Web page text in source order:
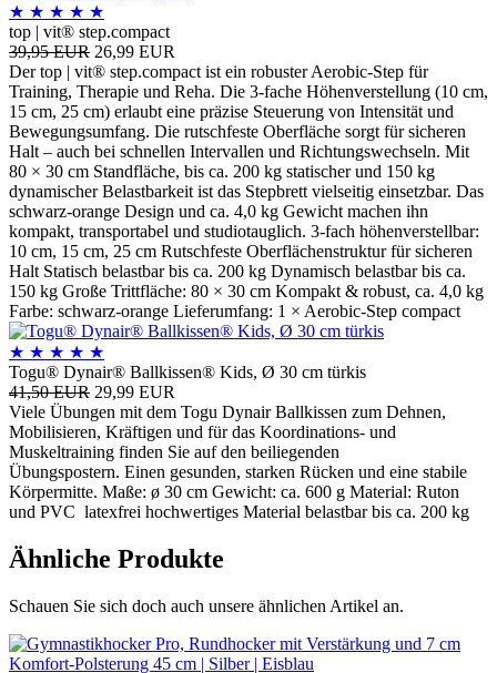
★ ★ ★ ★ ★
top | vit® step.compact
39,95 EUR 26,99 EUR
Der top | vit® step.compact ist ein robuster Aerobic-Step für
Training, Therapie und Reha. Die 3-fache Höhenverstellung (10 cm,
15 cm, 25 cm) erlaubt eine präzise Steuerung von Intensität und
Bewegungsumfang. Die rutschfeste Oberfläche sorgt für sicheren
Halt – auch bei schnellen Intervallen und Richtungswechseln. Mit
80 × 30 cm Standfläche, bis ca. 200 kg statischer und 150 kg
dynamischer Belastbarkeit ist das Stepbrett vielseitig einsetzbar. Das
schwarz-orange Design und ca. 4,0 kg Gewicht machen ihn
kompakt, transportabel und studio­tauglich. 3-fach höhenverstellbar:
10 cm, 15 cm, 25 cm Rutschfeste Oberflächenstruktur für sicheren
Halt Statisch belastbar bis ca. 200 kg Dynamisch belastbar bis ca.
150 kg Große Trittfläche: 80 × 30 cm Kompakt & robust, ca. 4,0 kg
Farbe: schwarz-orange Lieferumfang: 1 × Aerobic-Step compact
★ ★ ★ ★ ★
Togu® Dynair® Ballkissen® Kids, Ø 30 cm türkis
41,50 EUR 29,99 EUR
Viele Übungen mit dem Togu Dynair Ballkissen zum Dehnen,
Mobilisieren, Kräftigen und für das Koordinations- und
Muskeltraining finden Sie auf den beiliegenden
Übungspostern. Einen gesunden, starken Rücken und eine stabile
Körpermitte. Maße: ø 30 cm Gewicht: ca. 600 g Material: Ruton
und PVC latexfrei hochwertiges Material belastbar bis ca. 200 kg
Ähnliche Produkte
Schauen Sie sich doch auch unsere ähnlichen Artikel an.